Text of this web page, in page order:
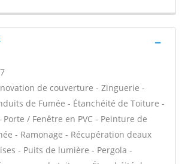
de couverture - Zinguerie -
de Fumée - Étanchéité de Toiture -
/ Fenêtre en PVC - Peinture de
- Ramonage - Récupération deaux
- Puits de lumière - Pergola -